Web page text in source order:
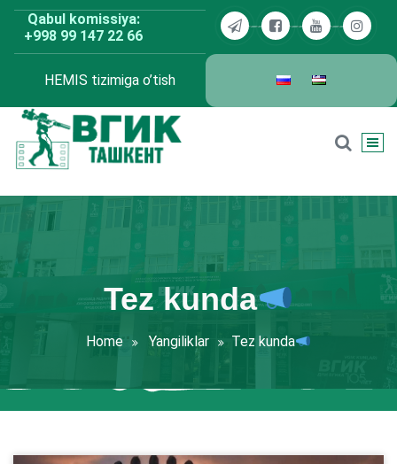
Skip
content
Qabul komissiya:
+998 99 147 22 66
HEMIS tizimiga o’tish
Tez kunda
Home Yangiliklar Tez kunda